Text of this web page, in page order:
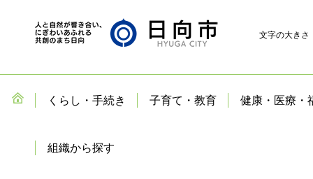
文字の大きさ
くらし・手続き 子育て・教育 健康・医療・
組織から探す